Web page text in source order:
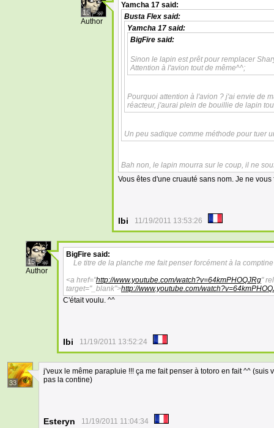
15
Author
Yamcha 17 said:
Busta Flex said:
Yamcha 17 said:
BigFire said:
Sinon le lapin est prêt pour remplacer
Attention à l'avion tout de même^^;
Pourquoi attention à l'avion ? j'ai envie de
réacteur, j'aurai plein de bouillie de lapin
Un peu sadique comme méthode pour tuer
Bah non, le lapin mourra sur le coup, il ne
Vous êtes d'une cruauté sans nom. Je ne
Ibi 11/19/2011 13:53:26
15
Author
BigFire said:
Le titre de la planche me fait penser forcément à la
<a href="http://www.youtube.com/watch?v=64kmPHOQJRg"
target="_blank">http://www.youtube.com/
C'était voulu. ^^
Ibi 11/19/2011 13:52:24
33
j'veux le même parapluie !!! ça me fait penser à totoro en fait ^^
pas la contine)
Esteryn 11/19/2011 11:04:34